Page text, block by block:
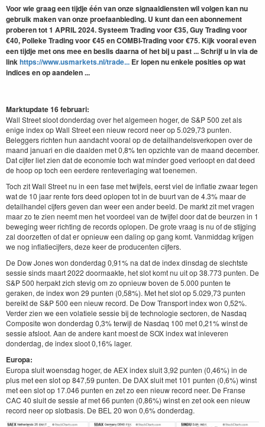
Voor wie graag een tijdje één van onze signaaldiensten wil volgen kan nu
gebruik maken van onze proefaanbieding. U kunt dan een abonnement
proberen tot 1 APRIL 2024. Systeem Trading voor €35, Guy Trading voor
€40, Polleke Trading voor €45 en COMBI-Trading voor €75. Kijk vooral even
een tijdje met ons mee en beslis daarna of het bij u past ... Schrijf u in via de
linkhttps://www.usmarkets.nl/trade... Er lopen nu enkele posities op wat
indices en op aandelen ...
Marktupdate 16 februari:
Wall Street sloot donderdag over het algemeen hoger, de S&P 500 zet als
enige index op Wall Street een nieuw record neer op 5.029,73 punten.
Beleggers richten hun aandacht vooral op de detailhandelsverkopen over de
maand januari en die daalden met 0,8% ten opzichte van de maand december.
Dat cijfer liet zien dat de economie toch wat minder goed verloopt en dat deed
de hoop op toch een eerdere renteverlaging wat toenemen.
Toch zit Wall Street nu in een fase met twijfels, eerst viel de inflatie zwaar tegen
wat de 10 jaar rente fors deed oplopen tot in de buurt van de 4.3% maar de
detailhandel cijfers geven dan weer een ander beeld. De markt zit met vragen
maar zo te zien neemt men het voordeel van de twijfel door dat de beurzen in 1
beweging weer richting de records oplopen. De grote vraag is nu of de stijging
zal doorzetten of dat er opnieuw een daling op gang komt. Vanmiddag krijgen
we nog inflatiecijfers, deze keer de producenten cijfers.
De Dow Jones won donderdag 0,91% na dat de index dinsdag de slechtste
sessie sinds maart 2022 doormaakte, het slot komt nu uit op 38.773 punten. De
S&P 500 herpakt zich stevig om zo opnieuw boven de 5.000 punten te
geraken, de index won 29 punten (0,58%). Met het slot op 5.029,73 punten
bereikt de S&P 500 een nieuw record. De Dow Transport index won 0,52%.
Verder zien we een volatiele sessie bij de technologie sectoren, de Nasdaq
Composite won donderdag 0,3% terwijl de Nasdaq 100 met 0,21% winst de
sessie afsloot. Aan de andere kant moest de SOX index wat inleveren
donderdag, de index sloot 0,16% lager.
Europa:
Europa sluit woensdag hoger, de AEX index sluit 3,92 punten (0,46%) in de
plus met een slot op 847,59 punten. De DAX sluit met 101 punten (0,6%) winst
met een slot op 17.046 punten en zet zo een nieuw record neer. De Franse
CAC 40 sluit de sessie af met 66 punten (0,86%) winst en zet ook een nieuw
record neer op slotbasis. De BEL 20 won 0,6% donderdag.